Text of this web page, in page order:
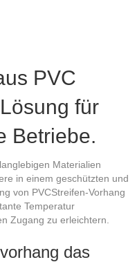
der
Produktseite
gewählt
werden
PVC
für
Betriebe.
Materialien
in einem geschützten und
von PVCStreifen-Vorhang
Temperatur
Zugang zu erleichtern.
das